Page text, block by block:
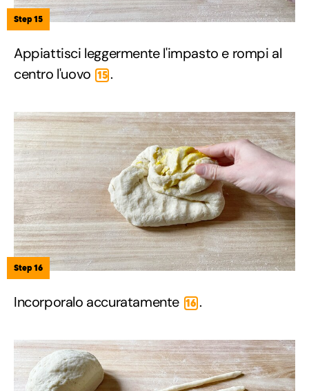
Step 15
Appiattisci leggermente l'impasto e rompi al
centro l'uovo 15 .
Step 16
Incorporalo accuratamente 16 .